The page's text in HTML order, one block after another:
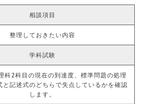
相談項目
整理しておきたい内容
学科試験
科2科目の現在の到達度、標準問題の処理
と記述式のどちらで失点しているかを確認
します。